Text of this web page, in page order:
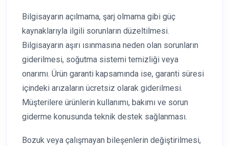
Bilgisayarın açılmama, şarj olmama gibi güç
kaynaklarıyla ilgili sorunların düzeltilmesi.
Bilgisayarın aşırı ısınmasına neden olan sorunların
giderilmesi, soğutma sistemi temizliği veya
onarımı. Ürün garanti kapsamında ise, garanti süresi
içindeki arızaların ücretsiz olarak giderilmesi.
Müşterilere ürünlerin kullanımı, bakımı ve sorun
giderme konusunda teknik destek sağlanması.
Bozuk veya çalışmayan bileşenlerin değiştirilmesi,